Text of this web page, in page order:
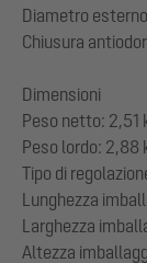
Diametro
Chiusura
Dimensioni
Peso netto: 2,51
Peso lordo: 2,88
Tipo di
Lunghezza
Larghezza
Altezza